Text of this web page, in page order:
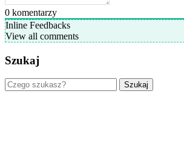
0 komentarzy
Inline Feedbacks
View all comments
Szukaj
Szukaj